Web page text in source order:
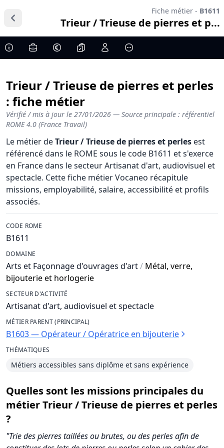
Fiche métier - B1611
Trieur / Trieuse de pierres et p...
Trieur / Trieuse de pierres et perles
: fiche métier
Vérifié / mis à jour le 27/01/2026 — Source principale : référentiel
ROME 4.0 (France Travail)
Le métier deTrieur / Trieuse de pierres et perles est
référencé dans le ROME sous le code B1611 et s'exerce
en France dans le secteur Artisanat d'art, audiovisuel et
spectacle. Cette fiche métier Vocaneo récapitule
missions, employabilité, salaire, accessibilité et profils
associés.
CODE ROME
B1611
DOMAINE
Arts et Façonnage d'ouvrages d'art/ Métal, verre,
bijouterie et horlogerie
SECTEUR D'ACTIVITÉ
Artisanat d'art, audiovisuel et spectacle
MÉTIER PARENT (PRINCIPAL)
B1603 — Opérateur / Opératrice en bijouterie
THÉMATIQUES
Métiers accessibles sans diplôme et sans expérience
Quelles sont les missions principales du
métier Trieur / Trieuse de pierres et perles
?
"Trie des pierres taillées ou brutes, ou des perles afin de